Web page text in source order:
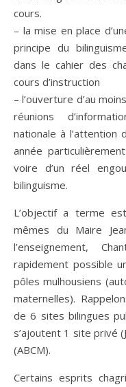
cours.
– la mise en place
principe du
dans le cahier des
cours d’instruction
– l’ouverture d’au
réunions
nationale à
année
voire d’un réel
bilinguisme.
L’objectif a terme
mêmes du Maire
l’enseignement,
rapidement possible
pôles mulhousiens
maternelles).
de 6 sites bilingues
s’ajoutent 1 site privé
(ABCM).
Certains esprits